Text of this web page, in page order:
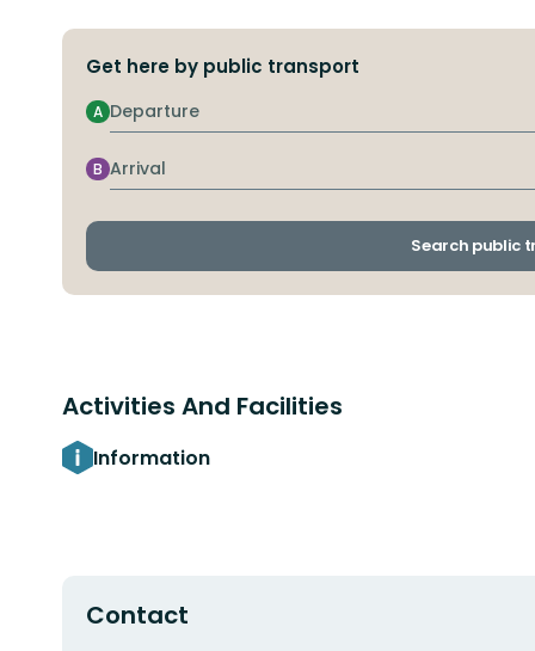
Get here by public transport
Departure
A
Arrival
B
Search public
Activities And Facilities
Information
Contact